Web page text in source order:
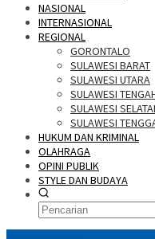
NASIONAL
INTERNASIONAL
REGIONAL
GORONTALO
SULAWESI BARAT
SULAWESI UTARA
SULAWESI
SULAWESI
SULAWESI
HUKUM DAN KRIMINAL
OLAHRAGA
OPINI PUBLIK
STYLE DAN BUDAYA